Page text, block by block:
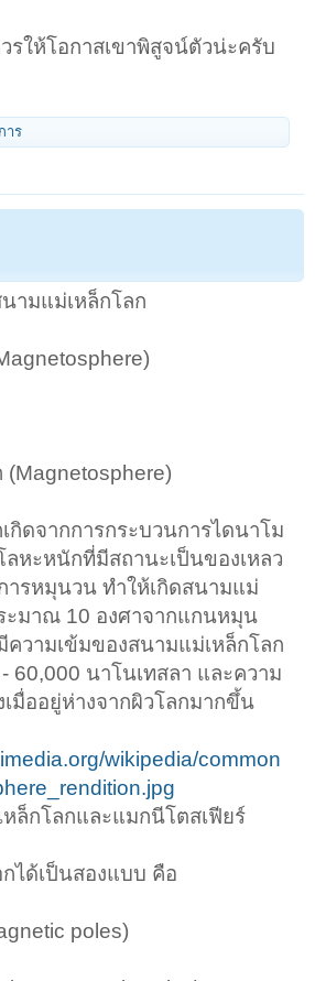
วรให้โอกาสเขาพิสูจน์ตัวน่ะครับ
าร
ามแม่เหล็กโลก
(Magnetosphere)
กิดจากการกระบวนการไดนาโม
ลหะหนักที่มีสถานะเป็นของเหลว
รหมุนวน ทำให้เกิดสนามแม่
ะมาณ 10 องศาจากแกนหมุน
ความเข้มของสนามแม่เหล็กโลก
60,000 นาโนเทสลา และความ
มื่ออยู่ห่างจากผิวโลกมากขึ้น
wikipedia/common
ล็กโลกและแมกนีโตสเฟียร์
ได้เป็นสองแบบ คือ
poles)